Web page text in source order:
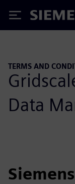
Siemens
TERMS AND
Data